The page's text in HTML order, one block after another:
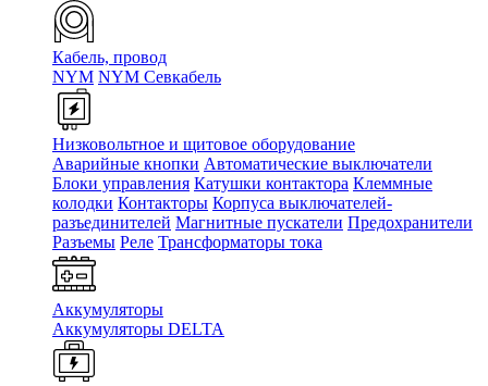
Кабель, провод
NYM NYM Севкабель
Низковольтное и щитовое оборудование
Аварийные кнопки Автоматические выключатели
Блоки управления Катушки контактора Клеммные
колодки Контакторы Корпуса выключателей-
разъединителей Магнитные пускатели Предохранители
Разъемы Реле Трансформаторы тока
Аккумуляторы
Аккумуляторы DELTA